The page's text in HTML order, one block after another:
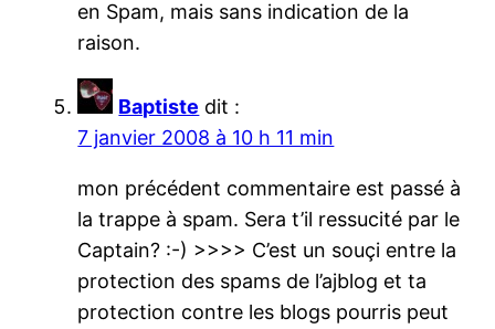
en Spam, mais sans indication de la
raison.
Baptiste dit :
7 janvier 2008 à 10 h 11 min
mon précédent commentaire est passé à
la trappe à spam. Sera t’il ressucité par le
Captain? :-) >>>> C’est un souçi entre la
protection des spams de l’ajblog et ta
protection contre les blogs pourris peut